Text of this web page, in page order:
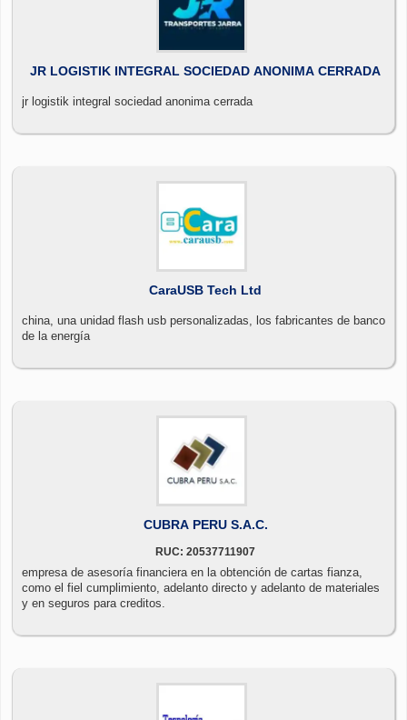
JR LOGISTIK INTEGRAL SOCIEDAD ANONIMA CERRADA
jr logistik integral sociedad anonima cerrada
CaraUSB Tech Ltd
china, una unidad flash usb personalizadas, los fabricantes de banco
de la energía
CUBRA PERU S.A.C.
RUC: 20537711907
empresa de asesoría financiera en la obtención de cartas fianza,
como el fiel cumplimiento, adelanto directo y adelanto de materiales
y en seguros para creditos.